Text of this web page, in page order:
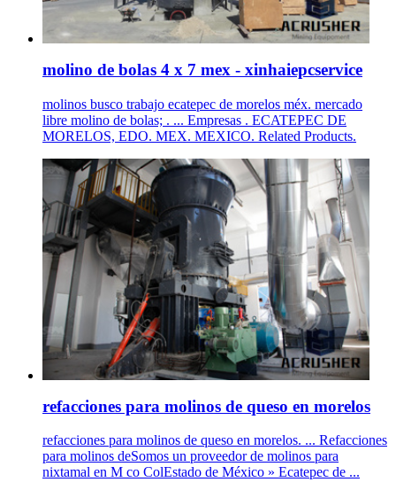
molino de bolas 4 x 7 mex - xinhaiepcservice
molinos busco trabajo ecatepec de morelos méx. mercado
libre molino de bolas; . ... Empresas . ECATEPEC DE
MORELOS, EDO. MEX. MEXICO. Related Products.
refacciones para molinos de queso en morelos
refacciones para molinos de queso en morelos. ... Refacciones
para molinos deSomos un proveedor de molinos para
nixtamal en M co ColEstado de México » Ecatepec de ...